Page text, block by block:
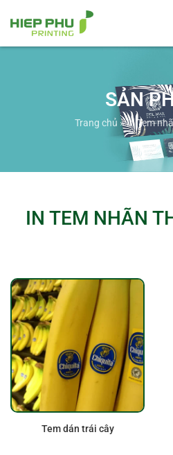
SẢN
Trang chủ »In Tem
IN TEM NHÃN
Tem dán trái cây